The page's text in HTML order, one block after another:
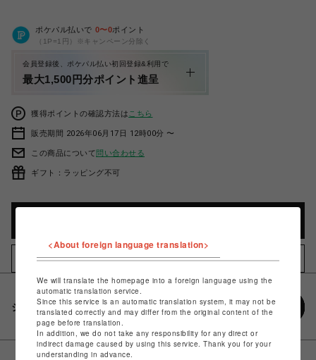
ポケパル払いで 0〜0ポイント
（1P=1円）※キャンペーン分除く
会員登録後、ポケパル払い初回登録&利用で
最大1,500円分ポイント進呈
獲得ポイントの確認方法は こちら
販売期間 2026年06月17日 12時00分 〜
この商品について問い合わせる
ギフト：ラッピング不可
お気に入りアイテムに追加
シェアする
<About foreign language translation>
We will translate the homepage into a foreign language using the
automatic translation service.
Since this service is an automatic translation system, it may not be
translated correctly and may differ from the original content of the
page before translation.
In addition, we do not take any responsibility for any direct or
indirect damage caused by using this service. Thank you for your
understanding in advance.